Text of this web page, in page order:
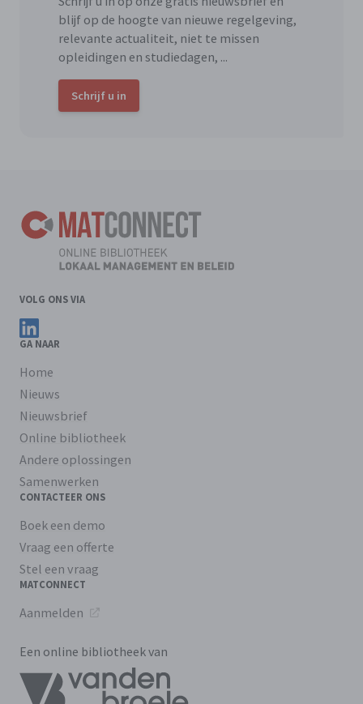
blijf op de hoogte van nieuwe regelgeving,
relevante actualiteit, niet te missen
opleidingen en studiedagen, ...
Schrijf u in
VOLG ONS VIA
Volg ons op LinkedIn
GA NAAR
Home
Nieuws
Nieuwsbrief
Online bibliotheek
Andere oplossingen
Samenwerken
CONTACTEER ONS
Boek een demo
Vraag een offerte
Stel een vraag
MATCONNECT
Aanmelden
Een online bibliotheek van